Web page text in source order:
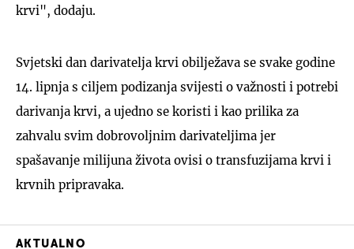
krvi", dodaju.
Svjetski dan darivatelja krvi obilježava se svake godine
14. lipnja s ciljem podizanja svijesti o važnosti i potrebi
darivanja krvi, a ujedno se koristi i kao prilika za
zahvalu svim dobrovoljnim darivateljima jer
spašavanje milijuna života ovisi o transfuzijama krvi i
krvnih pripravaka.
AKTUALNO